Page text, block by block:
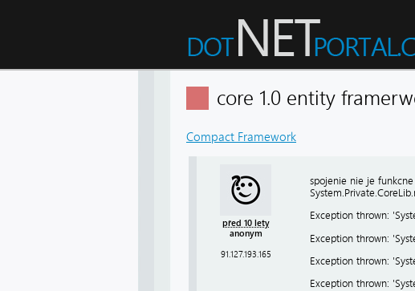
core 1.0 entity
Compact Framework
před 10 lety
anonym
91.127.193.165
spojenie nie je
Exception thrown:
Exception thrown:
Exception thrown:
Exception thrown: